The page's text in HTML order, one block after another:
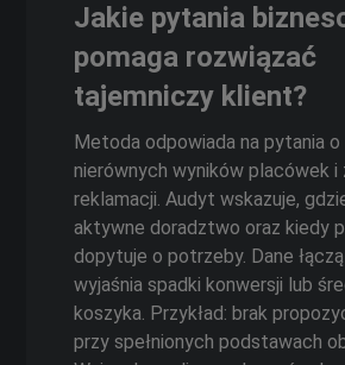
Jakie pytania
pomaga rozwiązać
tajemniczy klient?
Metoda odpowiada na pytania
nierównych wyników placówek i
reklamacji. Audyt wskazuje,
aktywne doradztwo oraz kiedy
dopytuje o potrzeby. Dane
wyjaśnia spadki konwersji lub
koszyka. Przykład: brak
przy spełnionych podstawach